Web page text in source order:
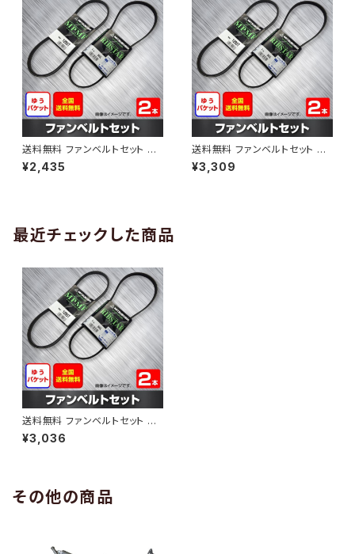
送料無料 ファンベルトセット 日
産 モコ 型式MG21S H15.05～
（国内トップメーカー） 2本セット
¥2,435
送料無料 ファンベルトセット 日
産 パルサーセリエ 型式FN15 H
11.10～ （国内トップメーカー） 2
¥3,309
最近チェックした商品
送料無料 ファンベルトセット 日
産 モコ 型式MG22S H18.02～
（国内トップメーカー） 2本セット
¥3,036
その他の商品